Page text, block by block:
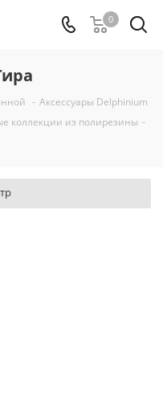
0
- Аксессуары Delphinium
коллекции из полирезины -